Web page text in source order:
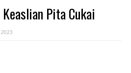
Pita Cukai